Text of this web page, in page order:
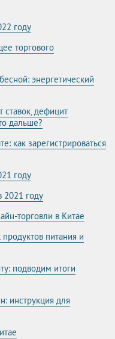
году
торгового
энергетический
ставок, дефицит
дальше?
как зарегистрироваться
году
2021 году
торговли в Китае
питания и
подводим итоги
инструкция для